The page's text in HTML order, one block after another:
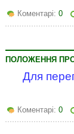
Коментарі: 0
ПОЛОЖЕННЯ ПРО
Для
Коментарі: 0